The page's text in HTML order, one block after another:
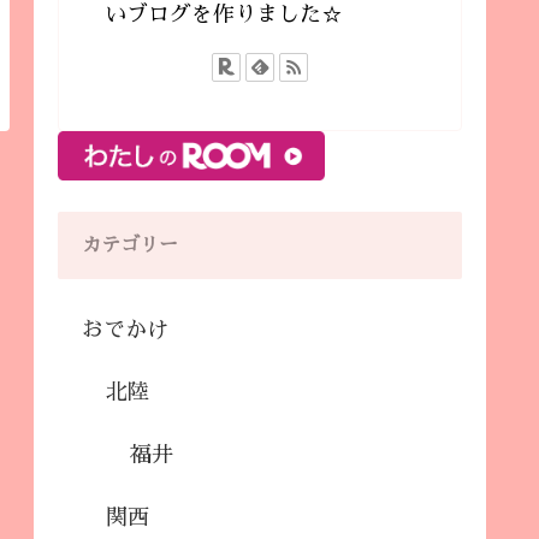
いブログを作りました☆
カテゴリー
おでかけ
北陸
福井
関西